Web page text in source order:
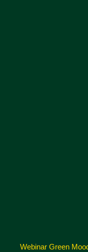
Webinar Green